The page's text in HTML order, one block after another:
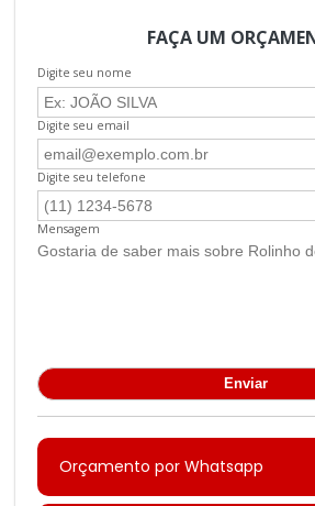
FAÇA UM
Digite seu nome
Digite seu email
Digite seu telefone
Mensagem
Orçamento por Whatsapp